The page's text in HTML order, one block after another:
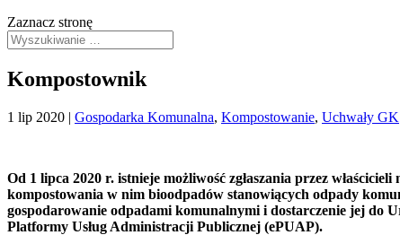
Zaznacz stronę
Kompostownik
1 lip 2020 | Gospodarka Komunalna, Kompostowanie, Uchwały GK
Od 1 lipca 2020 r. istnieje możliwość zgłaszania przez
kompostowania w nim bioodpadów stanowiących odpady
gospodarowanie odpadami komunalnymi i dostarczenie jej do
Platformy Usług Administracji Publicznej (ePUAP).